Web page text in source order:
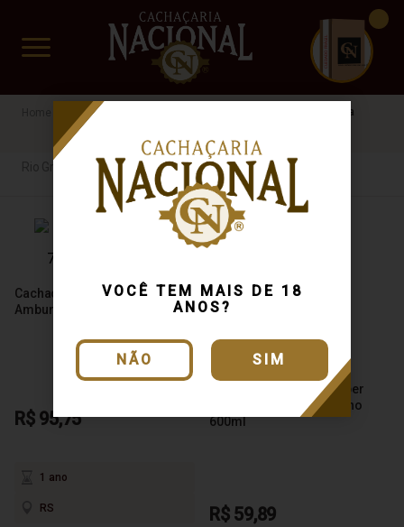
VOCÊ TEM MAIS DE 18
ANOS?
NÃO SIM
www.cachacarianacional.com.br
CUIDADO FRÁGIL
Cachaça Armazenada
Rio Grande do Sul
Cachaça Weber Haus
Amburana 700ml
R$ 95,75
1 ano
RS
Cachaça Primavera Weber
Haus Carvalho Americano
600ml
R$ 59,89